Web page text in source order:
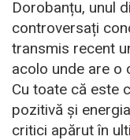
Dorobanțu, unul
controversați
transmis recent
acolo unde are o
Cu toate că este
pozitivă și
critici apărut în